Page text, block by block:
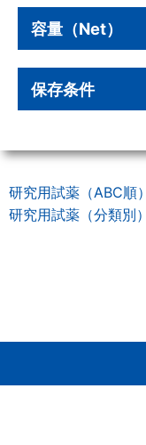
容量（Net）
保存条件
研究用試薬（ABC順
研究用試薬（分類別